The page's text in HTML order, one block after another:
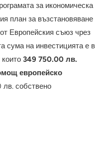
за икономическа
план за възстановяване
Европейския съюз чрез
сума на инвестицията е в
които349 750.00 лв.
европейско
собствено